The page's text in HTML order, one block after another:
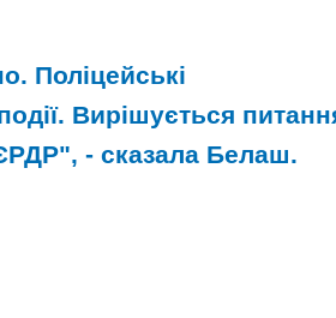
Поліцейські
Вирішується
- сказала Белаш.